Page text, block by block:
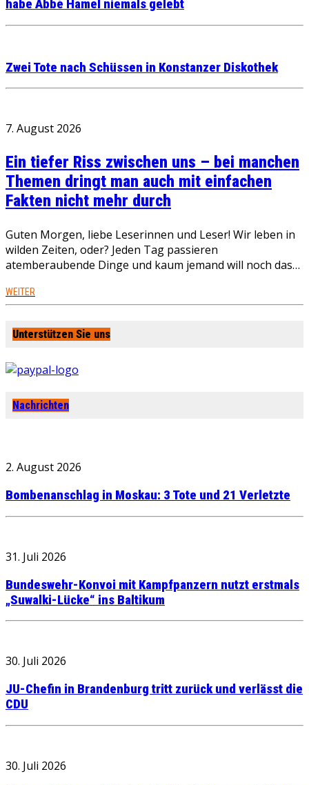
habe Abbé Hamel niemals gelebt
Zwei Tote nach Schüssen in Konstanzer Diskothek
7. August 2026
Ein tiefer Riss zwischen uns – bei manchen
Themen dringt man auch mit einfachen
Fakten nicht mehr durch
Guten Morgen, liebe Leserinnen und Leser! Wir leben in
wilden Zeiten, oder? Jeden Tag passieren
atemberaubende Dinge und kaum jemand will noch das…
WEITER
Unterstützen Sie uns
Nachrichten
2. August 2026
Bombenanschlag in Moskau: 3 Tote und 21 Verletzte
31. Juli 2026
Bundeswehr-Konvoi mit Kampfpanzern nutzt erstmals
„Suwalki-Lücke“ ins Baltikum
30. Juli 2026
JU-Chefin in Brandenburg tritt zurück und verlässt die
CDU
30. Juli 2026